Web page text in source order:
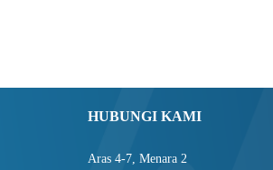
HUBUNGI KAMI
Aras 4-7, Menara 2